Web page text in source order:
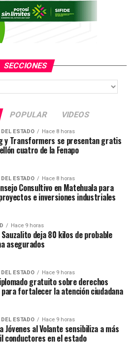
fue trasladada a la Dirección
Investigación, para realizar los
y ser presentada ante el
encontrada sin vida, ya fue
a su víctima para robarle su auto
SECCIONES
POPULAR VIDEOS
ESTADO Hace 8 horas
y Transformers se presentan gratis
cuatro de la Fenapo
ESTADO Hace 8 horas
Consultivo en Matehuala para
e inversiones industriales
Hace 9 horas
deja 80 kilos de probable
asegurados
ESTADO Hace 9 horas
gratuito sobre derechos
para fortalecer la atención ciudadana
ESTADO Hace 9 horas
Jóvenes al Volante sensibiliza a más
conductores en el estado